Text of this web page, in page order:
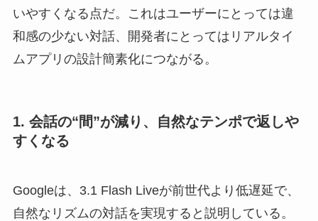
いやすくなる点だ。これはユーザーにとっては違
和感の少ない対話、開発者にとってはリアルタイ
ムアプリの設計簡素化につながる。
1. 会話の“間”が減り、自然なテンポで返しや
すくなる
Googleは、3.1 Flash Liveが前世代より低遅延で、
自然なリズムの対話を実現すると説明している。